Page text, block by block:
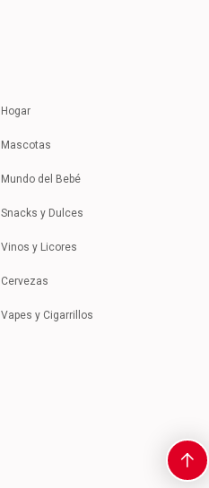
Hogar
Mascotas
Mundo del Bebé
Snacks y Dulces
Vinos y Licores
Cervezas
Vapes y Cigarrillos